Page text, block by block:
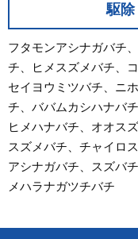
駆除
フタモンアシナガバチ
チ、ヒメスズメバチ、
セイヨウミツバチ、ニ
チ、ババムカシハナバ
ヒメハナバチ、オオス
スズメバチ、チャイロ
アシナガバチ、スズバ
メハラナガツチバチ